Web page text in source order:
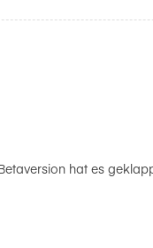
hat es